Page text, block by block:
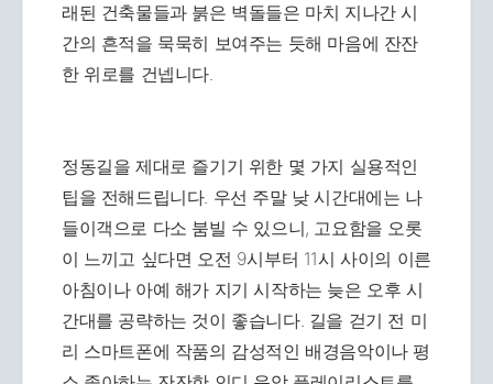
래된 건축물들과 붉은 벽돌들은 마치 지나간 시
간의 흔적을 묵묵히 보여주는 듯해 마음에 잔잔
한 위로를 건넵니다.
정동길을 제대로 즐기기 위한 몇 가지 실용적인
팁을 전해드립니다. 우선 주말 낮 시간대에는 나
들이객으로 다소 붐빌 수 있으니, 고요함을 오롯
이 느끼고 싶다면 오전 9시부터 11시 사이의 이른
아침이나 아예 해가 지기 시작하는 늦은 오후 시
간대를 공략하는 것이 좋습니다. 길을 걷기 전 미
리 스마트폰에 작품의 감성적인 배경음악이나 평